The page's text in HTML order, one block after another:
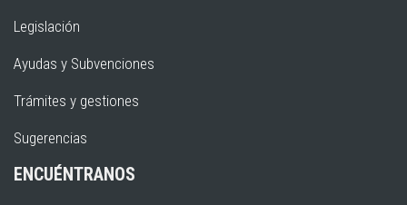
Legislación
Ayudas y Subvenciones
Trámites y gestiones
Sugerencias
ENCUÉNTRANOS